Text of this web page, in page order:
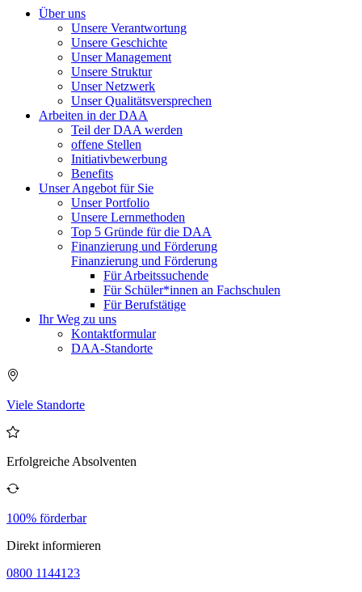
Über uns
Unsere Verantwortung
Unsere Geschichte
Unser Management
Unsere Struktur
Unser Netzwerk
Unser Qualitätsversprechen
Arbeiten in der DAA
Teil der DAA werden
offene Stellen
Initiativbewerbung
Benefits
Unser Angebot für Sie
Unser Portfolio
Unsere Lernmethoden
Top 5 Gründe für die DAA
Finanzierung und Förderung
Finanzierung und Förderung
Für Arbeitssuchende
Für Schüler*innen an Fachschulen
Für Berufstätige
Ihr Weg zu uns
Kontaktformular
DAA-Standorte
Viele Standorte
Erfolgreiche Absolventen
100% förderbar
Direkt informieren
0800 1144123